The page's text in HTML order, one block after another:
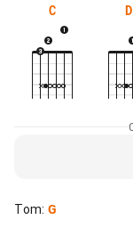
C D
Tom: G